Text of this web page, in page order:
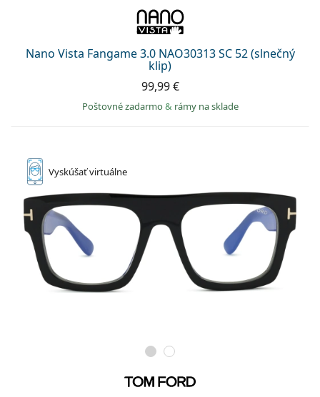
Nano Vista Fangame 3.0 NAO30313 SC 52 (slnečný
klip)
99,99 €
Poštovné zadarmo& rámy na sklade
Vyskúšaťvirtuálne